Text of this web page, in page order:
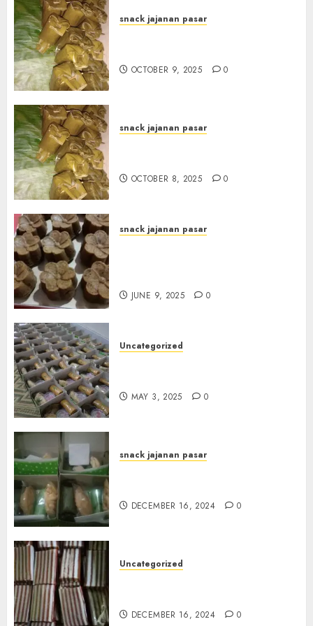
snack jajanan pasar
OCTOBER 9, 2025 0
snack jajanan pasar
OCTOBER 8, 2025 0
snack jajanan pasar
JUNE 9, 2025 0
Uncategorized
MAY 3, 2025 0
snack jajanan pasar
DECEMBER 16, 2024 0
Uncategorized
DECEMBER 16, 2024 0